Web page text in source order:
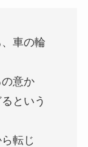
車の輪
意か
という
転じ